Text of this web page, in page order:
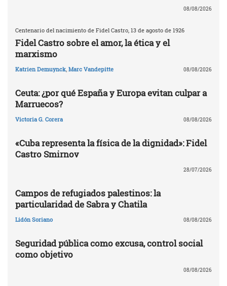
08/08/2026
Centenario del nacimiento de Fidel Castro, 13 de agosto de 1926
Fidel Castro sobre el amor, la ética y el
marxismo
Katrien Demuynck, Marc Vandepitte 08/08/2026
Ceuta: ¿por qué España y Europa evitan culpar a
Marruecos?
Victoria G. Corera 08/08/2026
«Cuba representa la física de la dignidad»: Fidel
Castro Smirnov
28/07/2026
Campos de refugiados palestinos: la
particularidad de Sabra y Chatila
Lidón Soriano 08/08/2026
Seguridad pública como excusa, control social
como objetivo
08/08/2026